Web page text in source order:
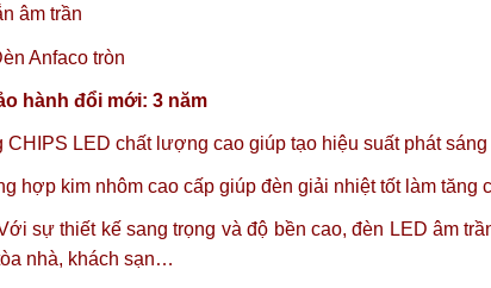
âm trần
Anfaco tròn
hành đổi mới: 3 năm
LED chất lượng cao giúp tạo hiệu suất phát sáng
hợp kim nhôm cao cấp giúp đèn giải nhiệt tốt làm tăng
sự thiết kế sang trọng và độ bền cao, đèn LED âm
nhà, khách sạn…